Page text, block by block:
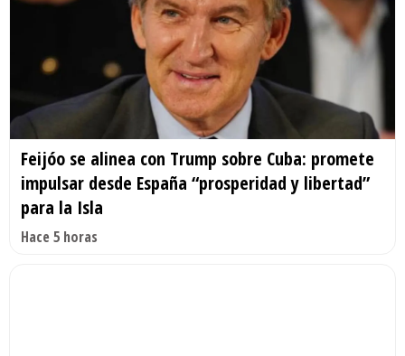
Feijóo se alinea con Trump sobre Cuba: promete
impulsar desde España “prosperidad y libertad”
para la Isla
Hace 5 horas